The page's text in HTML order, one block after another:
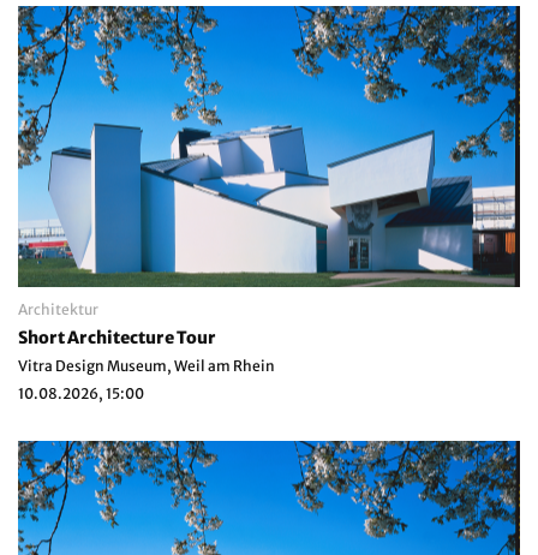
Architektur
Short Architecture Tour
Vitra Design Museum, Weil am Rhein
10.08.2026, 15:00